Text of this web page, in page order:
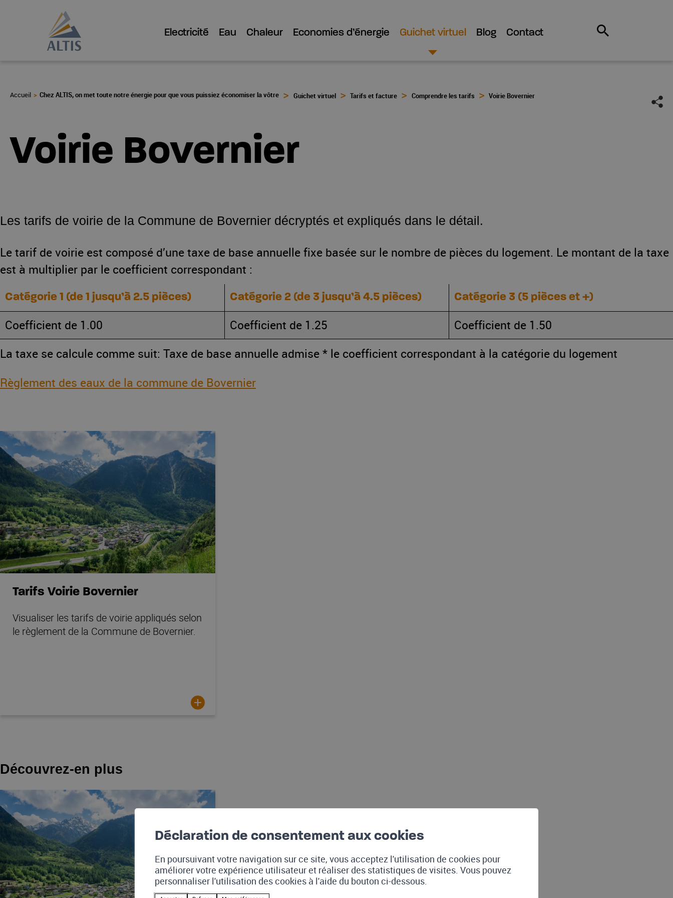
Electricité Eau Chaleur Economies d’énergie Guichet virtuel Blog Contact
Chez ALTIS, on met toute notre énergie pour que vous puissiez économiser la vôtre Guichet virtuel Tarifs et facture Comprendre les tarifs Voirie Bovernier
Voirie Bovernier
Les tarifs de voirie de la Commune de Bovernier décryptés et expliqués dans le détail.
Le tarif de voirie est composé d’une taxe de base annuelle fixe basée sur le nombre de pièces du logement. Le montant de la taxe
est à multiplier par le coefficient correspondant :
Catégorie 1 (de 1 jusqu’à 2.5 pièces) Catégorie 2 (de 3 jusqu’à 4.5 pièces) Catégorie 3 (5 pièces et +)
Coefficient de 1.00 Coefficient de 1.25
Coefficient de 1.50
La taxe se calcule comme suit: Taxe de base annuelle admise * le coefficient correspondant à la catégorie du logement
Règlement des eaux de la commune de Bovernier
Tarifs Voirie Bovernier
Visualiser les tarifs de voirie appliqués selon
le règlement de la Commune de Bovernier.
Découvrez-en plus
Déclaration de consentement aux cookies
En poursuivant votre navigation sur ce site, vous acceptez l'utilisation de cookies pour
améliorer votre expérience utilisateur et réaliser des statistiques de visites. Vous pouvez
personnaliser l'utilisation des cookies à l'aide du bouton ci-dessous.